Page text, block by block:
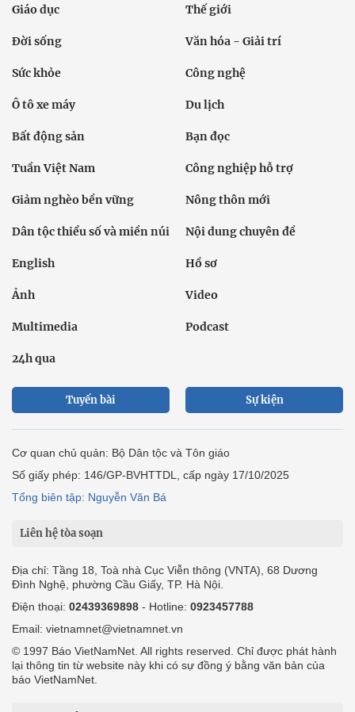
Giáo dục Thế giới
Đời sống Văn hóa - Giải trí
Sức khỏe Công nghệ
Ô tô xe máy Du lịch
Bất động sản Bạn đọc
Tuần Việt Nam Công nghiệp hỗ trợ
Giảm nghèo bền vững Nông thôn mới
Dân tộc thiểu số và miền núi Nội dung chuyên đề
English Hồ sơ
Ảnh Video
Multimedia Podcast
24h qua
Tuyến bài Sự kiện
Cơ quan chủ quản: Bộ Dân tộc và Tôn giáo
Số giấy phép: 146/GP-BVHTTDL, cấp ngày 17/10/2025
Tổng biên tập: Nguyễn Văn Bá
Liên hệ tòa soạn
Địa chỉ: Tầng 18, Toà nhà Cục Viễn thông (VNTA), 68 Dương
Đình Nghệ, phường Cầu Giấy, TP. Hà Nội.
Điện thoại: 02439369898 - Hotline: 0923457788
Email: vietnamnet@vietnamnet.vn
© 1997 Báo VietNamNet. All rights reserved. Chỉ được phát hành
lại thông tin từ website này khi có sự đồng ý bằng văn bản của
báo VietNamNet.